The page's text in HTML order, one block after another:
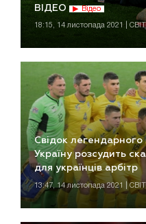
ВІДЕО Відео
18:15, 14 листопада 2021 |
Свідок легендарного
Україну розсудить
для українців арбітр
13:47, 14 листопада 2021 |